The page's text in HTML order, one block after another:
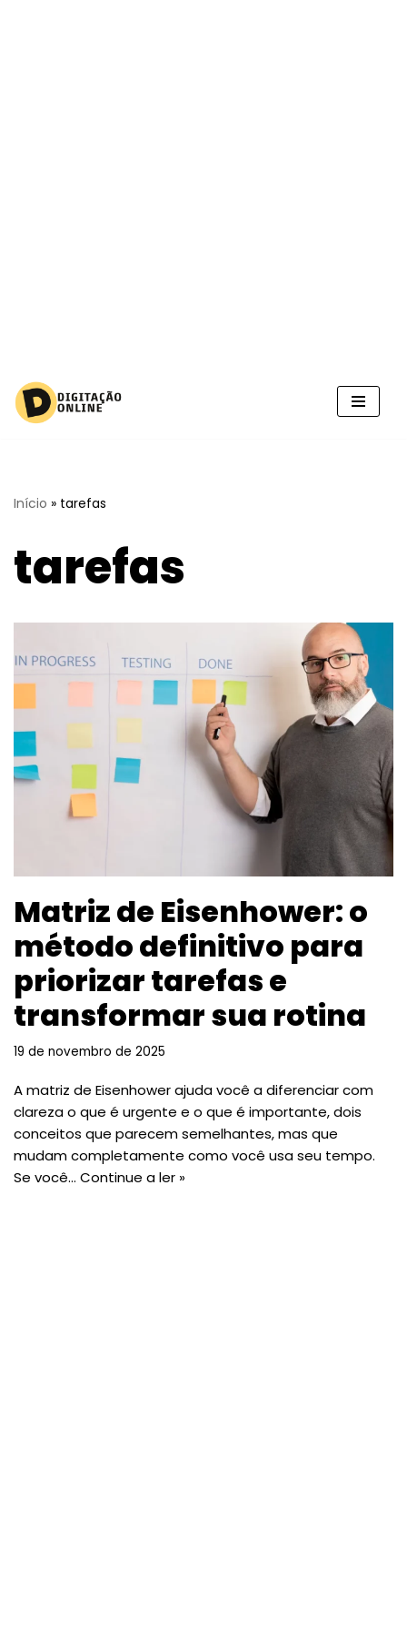
Pular
Início » tarefas
tarefas
Matriz de Eisenhower: o
método definitivo para
priorizar tarefas e
transformar sua rotina
19 de novembro de 2025
A matriz de Eisenhower ajuda você a diferenciar com
clareza o que é urgente e o que é importante, dois
conceitos que parecem semelhantes, mas que
mudam completamente como você usa seu tempo.
Se você… Continue a ler »